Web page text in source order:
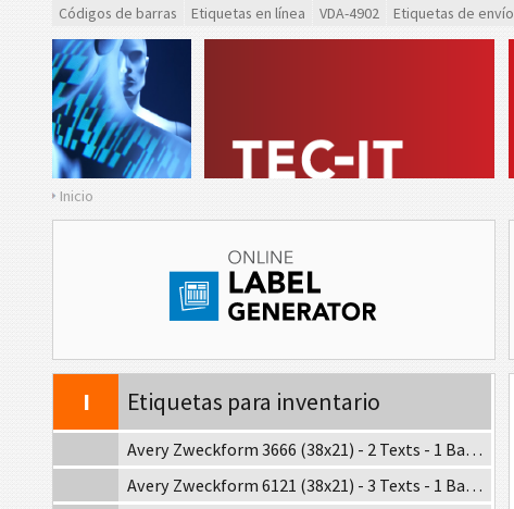
Códigos de barras Etiquetas en línea VDA-4902 Etiquetas de envío
Inicio
GS1
Etiquetas GS1
O
Odette
G
Galia
B
BOSCH
Etiquetas MAT
I
Etiquetas para inventario
Avery Zweckform 3666 (38x21) - 2 Texts - 1 Barcode
Avery Zweckform 6121 (38x21) - 3 Texts - 1 Barcode